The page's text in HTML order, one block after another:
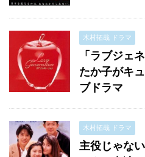
木村拓哉 ドラマ
「ラブジェ
たか子がキ
ブドラマ
木村拓哉 ドラマ
主役じゃな